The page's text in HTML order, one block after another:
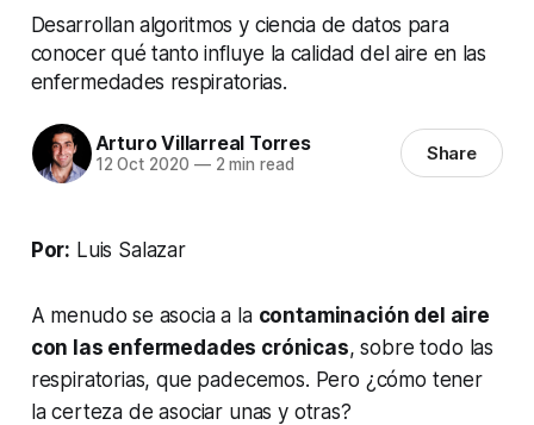
Desarrollan algoritmos y ciencia de datos para
conocer qué tanto influye la calidad del aire en las
enfermedades respiratorias.
Arturo Villarreal Torres
12 Oct 2020 —2 min read Share
Por: Luis Salazar
A menudo se asocia a la contaminación del aire
con las enfermedades crónicas, sobre todo las
respiratorias, que padecemos. Pero ¿cómo tener
la certeza de asociar unas y otras?